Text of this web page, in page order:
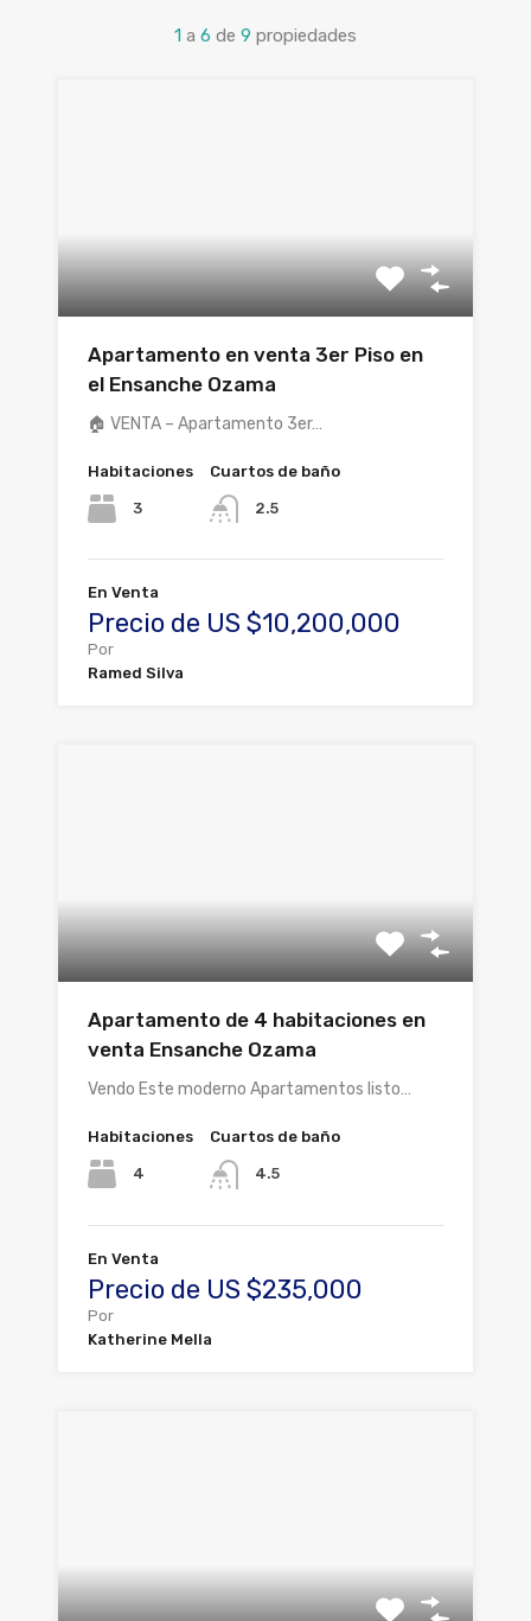
1 a 6 de 9 propiedades
Apartamento en venta 3er Piso en
el Ensanche Ozama
🏠 VENTA – Apartamento 3er…
Habitaciones
3
Cuartos de baño
2.5
En Venta
Precio de US $10,200,000
Por
Ramed Silva
Apartamento de 4 habitaciones en
venta Ensanche Ozama
Vendo Este moderno Apartamentos listo…
Habitaciones
4
Cuartos de baño
4.5
En Venta
Precio de US $235,000
Por
Katherine Mella